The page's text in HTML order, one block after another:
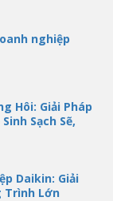
nghiệp
Hôi: Giải Pháp
Sạch Sẽ,
Daikin: Giải
Trình Lớn